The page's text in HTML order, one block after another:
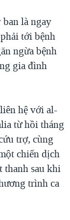
là ngay
tới bệnh
ngừa bệnh
gia đình
hệ với al-
từ hồi tháng
trợ, cùng
chiến dịch
thanh sau khi
trình ca